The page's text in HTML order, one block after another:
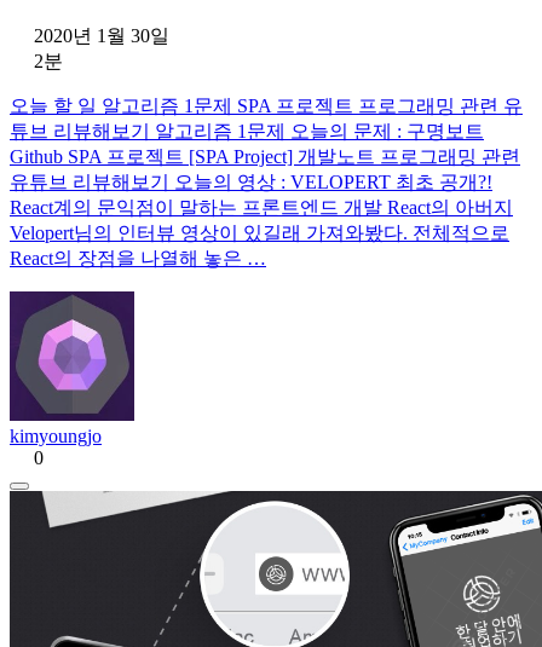
2020년 1월 30일
2분
오늘 할 일 알고리즘 1문제 SPA 프로젝트 프로그래밍 관련 유
튜브 리뷰해보기 알고리즘 1문제 오늘의 문제 : 구명보트
Github SPA 프로젝트 [SPA Project] 개발노트 프로그래밍 관련
유튜브 리뷰해보기 오늘의 영상 : VELOPERT 최초 공개?!
React계의 문익점이 말하는 프론트엔드 개발 React의 아버지
Velopert님의 인터뷰 영상이 있길래 가져와봤다. 전체적으로
React의 장점을 나열해 놓은 …
kimyoungjo
0